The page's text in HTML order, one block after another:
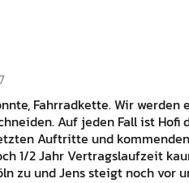
Fahrradkette. Wir
Auf jeden Fall ist
Auftritte und
1/2 Jahr Vertragslaufzeit
zu und Jens steigt noch vor